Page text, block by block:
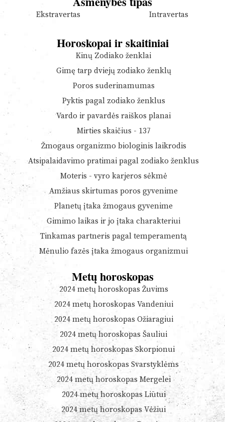
Ekstravertas Intravertas
Horoskopai ir skaitiniai
Kinų Zodiako ženklai
Gimę tarp dviejų zodiako ženklų
Poros suderinamumas
Pyktis pagal zodiako ženklus
Vardo ir pavardės raiškos planai
Mirties skaičius - 137
Žmogaus organizmo biologinis laikrodis
Atsipalaidavimo pratimai pagal zodiako ženklus
Moteris - vyro karjeros sėkmė
Amžiaus skirtumas poros gyvenime
Planetų įtaka žmogaus gyvenime
Gimimo laikas ir jo įtaka charakteriui
Tinkamas partneris pagal temperamentą
Mėnulio fazės įtaka žmogaus organizmui
Metų horoskopas
2024 metų horoskopas Žuvims
2024 metų horoskopas Vandeniui
2024 metų horoskopas Ožiaragiui
2024 metų horoskopas Šauliui
2024 metų horoskopas Skorpionui
2024 metų horoskopas Svarstyklėms
2024 metų horoskopas Mergelei
2024 metų horoskopas Liūtui
2024 metų horoskopas Vėžiui